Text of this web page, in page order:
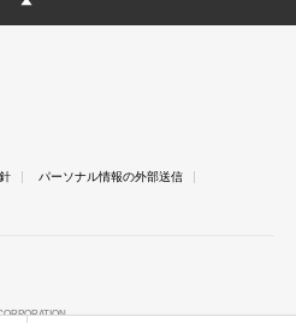
パーソナル情報の外部送信